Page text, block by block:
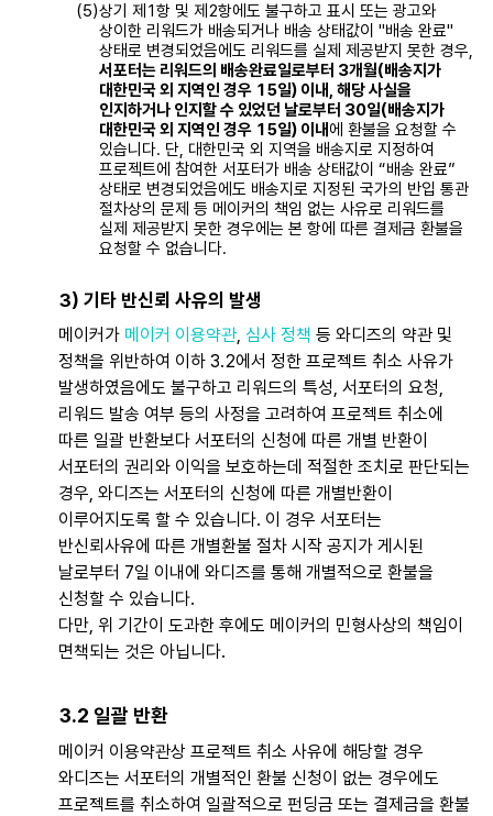
상기 제1항 및 제2항에도 불구하고 표시 또는 광고와
상이한 리워드가 배송되거나 배송 상태값이 "배송 완료"
상태로 변경되었음에도 리워드를 실제 제공받지 못한 경우,
서포터는 리워드의 배송완료일로부터 3개월(배송지가
대한민국 외 지역인 경우 15일) 이내, 해당 사실을
인지하거나 인지할 수 있었던 날로부터 30일(배송지가
대한민국 외 지역인 경우 15일) 이내에 환불을 요청할 수
있습니다. 단, 대한민국 외 지역을 배송지로 지정하여
프로젝트에 참여한 서포터가 배송 상태값이 “배송 완료”
상태로 변경되었음에도 배송지로 지정된 국가의 반입 통관
절차상의 문제 등 메이커의 책임 없는 사유로 리워드를
실제 제공받지 못한 경우에는 본 항에 따른 결제금 환불을
요청할 수 없습니다.
3) 기타 반신뢰 사유의 발생
메이커가 메이커 이용약관, 심사 정책 등 와디즈의 약관 및
정책을 위반하여 이하 3.2에서 정한 프로젝트 취소 사유가
발생하였음에도 불구하고 리워드의 특성, 서포터의 요청,
리워드 발송 여부 등의 사정을 고려하여 프로젝트 취소에
따른 일괄 반환보다 서포터의 신청에 따른 개별 반환이
서포터의 권리와 이익을 보호하는데 적절한 조치로 판단되는
경우, 와디즈는 서포터의 신청에 따른 개별반환이
이루어지도록 할 수 있습니다. 이 경우 서포터는
반신뢰사유에 따른 개별환불 절차 시작 공지가 게시된
날로부터 7일 이내에 와디즈를 통해 개별적으로 환불을
신청할 수 있습니다.
다만, 위 기간이 도과한 후에도 메이커의 민형사상의 책임이
면책되는 것은 아닙니다.
3.2 일괄 반환
메이커 이용약관상 프로젝트 취소 사유에 해당할 경우
와디즈는 서포터의 개별적인 환불 신청이 없는 경우에도
프로젝트를 취소하여 일괄적으로 펀딩금 또는 결제금을 환불